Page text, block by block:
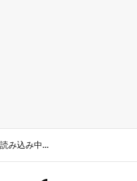
読み込み中...